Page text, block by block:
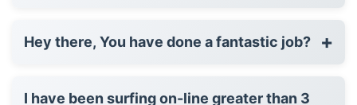
Hey there, You have done a fantastic job? +
I have been surfing on-line greater than 3